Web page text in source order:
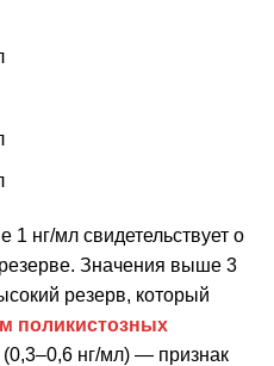
нг/мл свидетельствует о
Значения выше 3
резерв, который
поликистозных
(0,3–0,6 нг/мл) — признак